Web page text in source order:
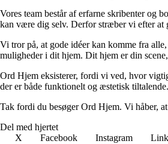
Vores team består af erfarne skribenter og
kan være dig selv. Derfor stræber vi efter at
Vi tror på, at gode idéer kan komme fra
muligheder i dit hjem. Dit hjem er din
Ord Hjem eksisterer, fordi vi ved, hvor
der er både funktionelt og æstetisk
Tak fordi du besøger Ord Hjem. Vi håber,
Del med hjertet
X
Facebook Instagram